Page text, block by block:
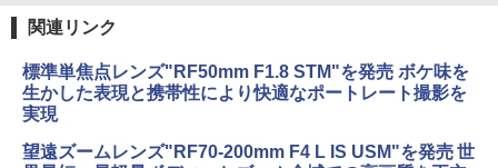
関連リンク
標準単焦点レンズ"RF50mm F1.8 STM"を発売 ボケ味を
生かした表現と携帯性により快適なポートレート撮影を
実現
望遠ズームレンズ"RF70-200mm F4 L IS USM"を発売 世